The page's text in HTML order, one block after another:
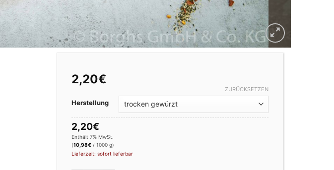
2,20€
Herstellung
ZURÜCKSETZEN
2,20€
Enthält 7% MwSt.
(10,98€/ 1000 g)
Lieferzeit: sofort lieferbar